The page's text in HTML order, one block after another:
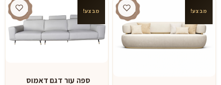
מבצע! מבצע!
ספה עור דגם דאמוס